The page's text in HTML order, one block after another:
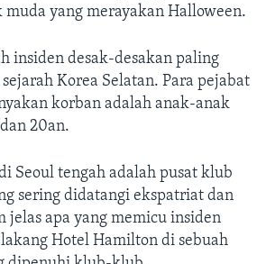
muda yang merayakan Halloween.
insiden desak-desakan paling
Korea Selatan. Para pejabat
korban adalah anak-anak
20an.
Seoul tengah adalah pusat klub
sering didatangi ekspatriat dan
jelas apa yang memicu insiden
Hotel Hamilton di sebuah